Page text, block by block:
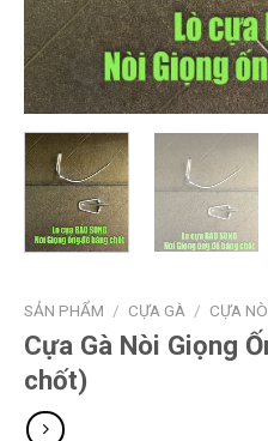
SẢN PHẨM / CỰA GÀ / CỰA
Cựa Gà Nòi Giọng
chốt)